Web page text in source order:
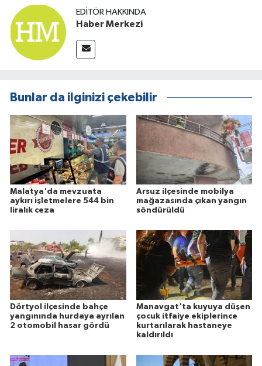
EDITÖR HAKKINDA
Haber Merkezi
Bunlar da ilginizi çekebilir
Malatya'da mevzuata
aykırı işletmelere 544 bin
liralık ceza
Arsuz ilçesinde mobilya
mağazasında çıkan yangın
söndürüldü
Dörtyol ilçesinde bahçe
yangınında hurdaya ayrılan
2 otomobil hasar gördü
Manavgat'ta kuyuya düşen
çocuk itfaiye ekiplerince
kurtarılarak hastaneye
kaldırıldı